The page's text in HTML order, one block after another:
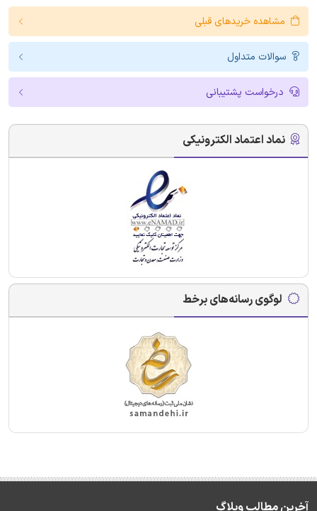
مشاهده خریدهای قبلی
سوالات متداول
درخواست پشتیبانی
نماد اعتماد الکترونیکی
لوگوی رسانه‌های برخط